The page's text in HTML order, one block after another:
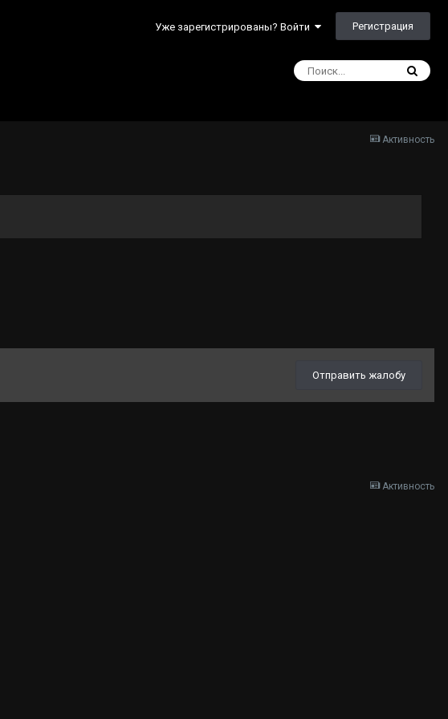
Уже зарегистрированы? Войти Регистрация
Активность
Отправить жалобу
Активность